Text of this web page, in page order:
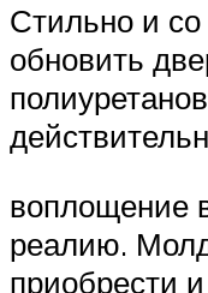
Стильно и
обновить
воплощение
реалию.
приобрести